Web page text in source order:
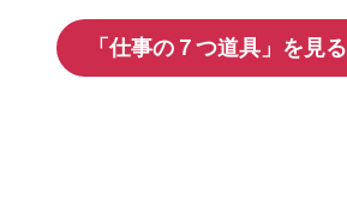
「 仕事の７つ道具」を見る